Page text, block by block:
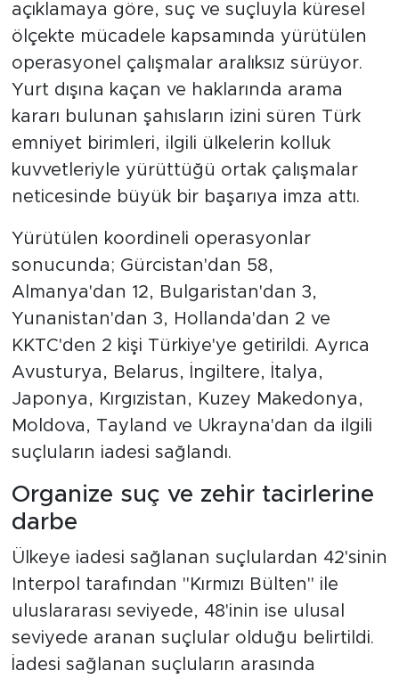
açıklamaya göre, suç ve suçluyla küresel
ölçekte mücadele kapsamında yürütülen
operasyonel çalışmalar aralıksız sürüyor.
Yurt dışına kaçan ve haklarında arama
kararı bulunan şahısların izini süren Türk
emniyet birimleri, ilgili ülkelerin kolluk
kuvvetleriyle yürüttüğü ortak çalışmalar
neticesinde büyük bir başarıya imza attı.
Yürütülen koordineli operasyonlar
sonucunda; Gürcistan'dan 58,
Almanya'dan 12, Bulgaristan'dan 3,
Yunanistan'dan 3, Hollanda'dan 2 ve
KKTC'den 2 kişi Türkiye'ye getirildi. Ayrıca
Avusturya, Belarus, İngiltere, İtalya,
Japonya, Kırgızistan, Kuzey Makedonya,
Moldova, Tayland ve Ukrayna'dan da ilgili
suçluların iadesi sağlandı.
Organize suç ve zehir tacirlerine
darbe
Ülkeye iadesi sağlanan suçlulardan 42'sinin
Interpol tarafından "Kırmızı Bülten" ile
uluslararası seviyede, 48'inin ise ulusal
seviyede aranan suçlular olduğu belirtildi.
İadesi sağlanan suçluların arasında